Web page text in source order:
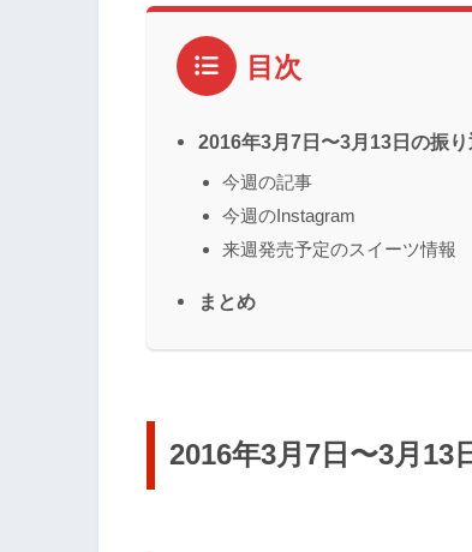
目次
2016年3月7日〜3月13日の振り
今週の記事
今週のInstagram
来週発売予定のスイーツ情報
まとめ
2016年3月7日〜3月13